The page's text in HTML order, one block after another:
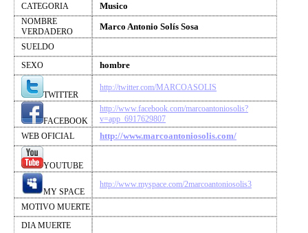
CATEGORIA Musico
NOMBRE
VERDADERO
Marco Antonio Solís Sosa
SUELDO
SEXO
hombre
TWITTER
http://twitter.com/MARCOASOLIS
FACEBOOK
http://www.facebook.com/marcoantoniosolis?
v=app_6917629807
WEB OFICIAL
http://www.marcoantoniosolis.com/
YOUTUBE
MY SPACE
http://www.myspace.com/2marcoantoniosolis3
MOTIVO MUERTE
DIA MUERTE